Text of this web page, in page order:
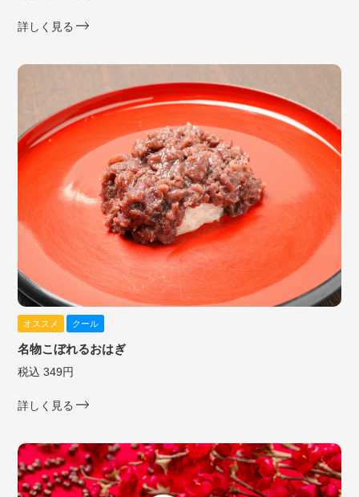
詳しく見る
オススメ クール
名物こぼれるおはぎ
税込 349円
詳しく見る